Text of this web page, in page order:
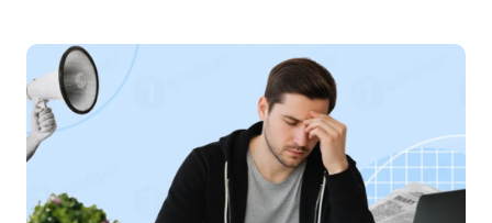
помилки та коли подавати лише ті додатки, що
підлягають коригуванню